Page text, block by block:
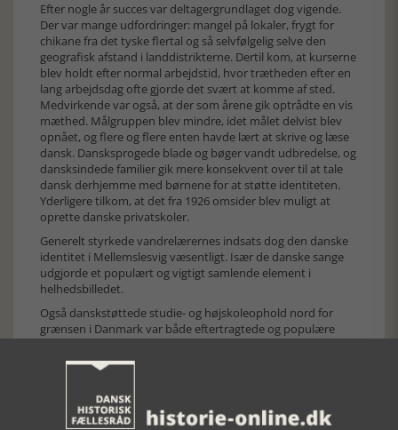
Efter nogle år succes var deltagergrundlaget dog vigende.
Der var mange udfordringer: mangel på lokaler, frygt for
chikane fra det tyske flertal og så selvfølgelig selve den
geografisk afstand i landdistrikterne. Dertil kom, at kurserne
blev holdt efter normal arbejdstid, hvor trætheden efter en
lang arbejdsdag ofte gjorde det svært at komme af sted.
Medvirkende var også, at der som årene gik optrådte en vis
mæthed. Målgruppen blev mindre, idet målet delvist blev
opnået, og flere og flere enten havde lært at skrive og læse
dansk. Dansksprogede blade og bøger vandt udbredelse, og
dansksindede familier gik mere konsekvent over til at tale
dansk derhjemme med børnene for at støtte identiteten.
Yderligere tilkom, at det fra 1926 omsider blev muligt at
oprette danske privatskoler.
Generelt styrkede vandrelærernes indsats dog den danske
identitet i Mellemslesvig væsentligt. Især de danske sange
udgjorde et populært og vigtigt samlende element i
helhedsbilledet.
Også danskstøttede studie- og højskoleophold nord for
grænsen i Danmark var både eftertragtede og populære
for udbredelsen og fastholdelse af den danske kulturelle
De dansksindedes organiserede forhold til kirken var til
gengæld et Flensborgfænomen. Her stod KFUM og KFUK og